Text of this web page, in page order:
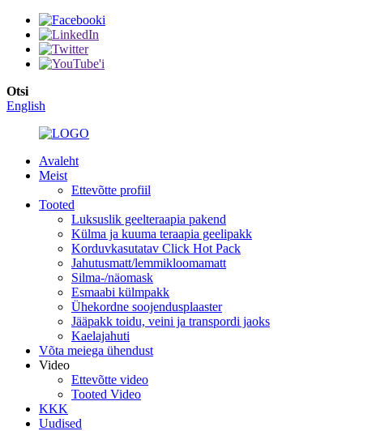
Otsi
English
Avaleht
Meist
Ettevõtte profiil
Tooted
Luksuslik geelteraapia pakend
Külma ja kuuma teraapia geelipakk
Korduvkasutatav Click Hot Pack
Jahutusmatt/lemmikloomamatt
Silma-/näomask
Esmaabi külmpakk
Ühekordne soojendusplaaster
Jääpakk toidu, veini ja transpordi jaoks
Kaelajahuti
Võta meiega ühendust
Video
Ettevõtte video
Tooted Video
KKK
Uudised